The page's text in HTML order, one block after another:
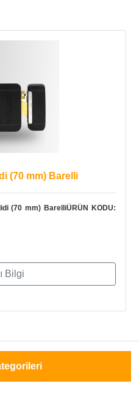
(70 mm) Barelli
(70 mm) BarelliÜRÜN KODU:
Bilgi